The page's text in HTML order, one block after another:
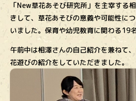
「New草花あそび研究所」を主宰する
きして、草花あそびの意義や可能性に
いました。保育や幼児教育に関わる19
午前中は相澤さんの自己紹介を兼ねて
花遊びの紹介をしていただきました。